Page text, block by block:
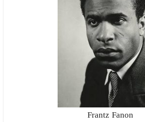
Frantz Fanon